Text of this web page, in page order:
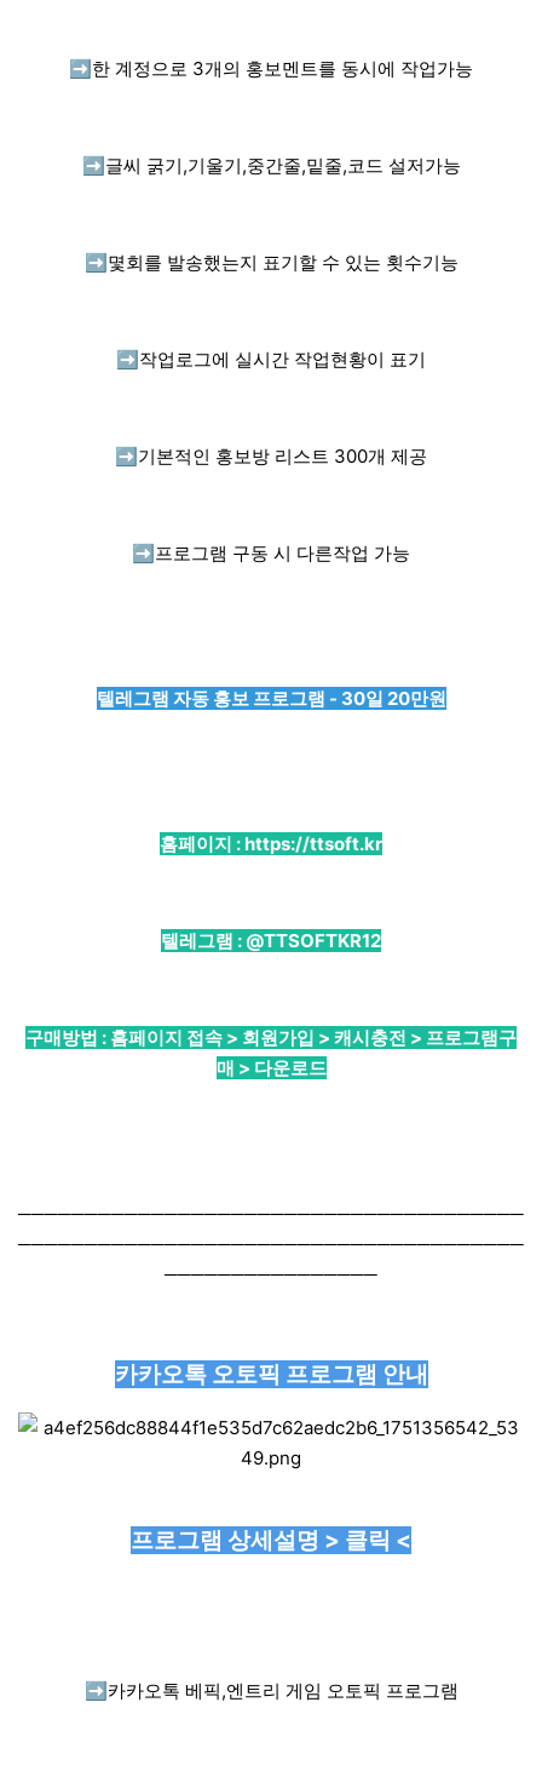
➡️ 한 계정으로 3개의 홍보멘트를 동시에 작업가능
➡️ 글씨 굵기,기울기,중간줄,밑줄,코드 설저가능
➡️ 몇회를 발송했는지 표기할 수 있는 횟수기능
➡️ 작업로그에 실시간 작업현황이 표기
➡️ 기본적인 홍보방 리스트 300개 제공
➡️ 프로그램 구동 시 다른작업 가능
텔레그램 자동 홍보 프로그램 - 30일 20만원
홈페이지 :https://ttsoft.kr
텔레그램 : @TTSOFTKR12
구매방법 : 홈페이지 접속 > 회원가입 > 캐시충전 > 프로그램구
매 > 다운로드
──────────────────────────────────────
──────────────────────────────────────
────────────────
카카오톡 오토픽 프로그램 안내
프로그램 상세설명 > 클릭 <
➡️ 카카오톡 베픽,엔트리 게임 오토픽 프로그램